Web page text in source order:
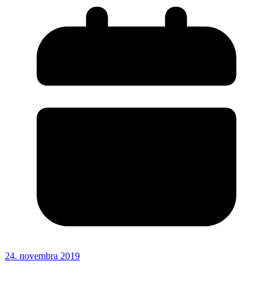
24. novembra 2019